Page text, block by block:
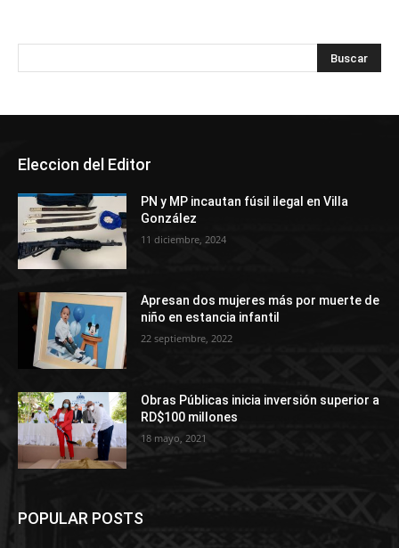
Eleccion del Editor
PN y MP incautan fúsil ilegal en Villa
González
11 diciembre, 2024
Apresan dos mujeres más por muerte de
niño en estancia infantil
22 septiembre, 2022
Obras Públicas inicia inversión superior a
RD$100 millones
18 mayo, 2021
POPULAR POSTS